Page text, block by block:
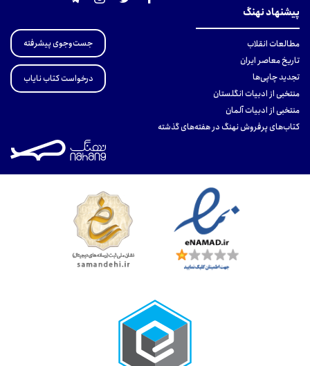
پیشنهاد نهنگ
مطالعات انقلاب
تاریخ معاصر ایران
تجدید چاپی‌ها
منتخبی از ادبیات انگلستان
منتخبی از ادبیات آلمان
کتاب‌های پرفروش نهنگ در هفته‌های گذشته
جست‌وجوی پیشرفته
درخواست کتاب نایاب